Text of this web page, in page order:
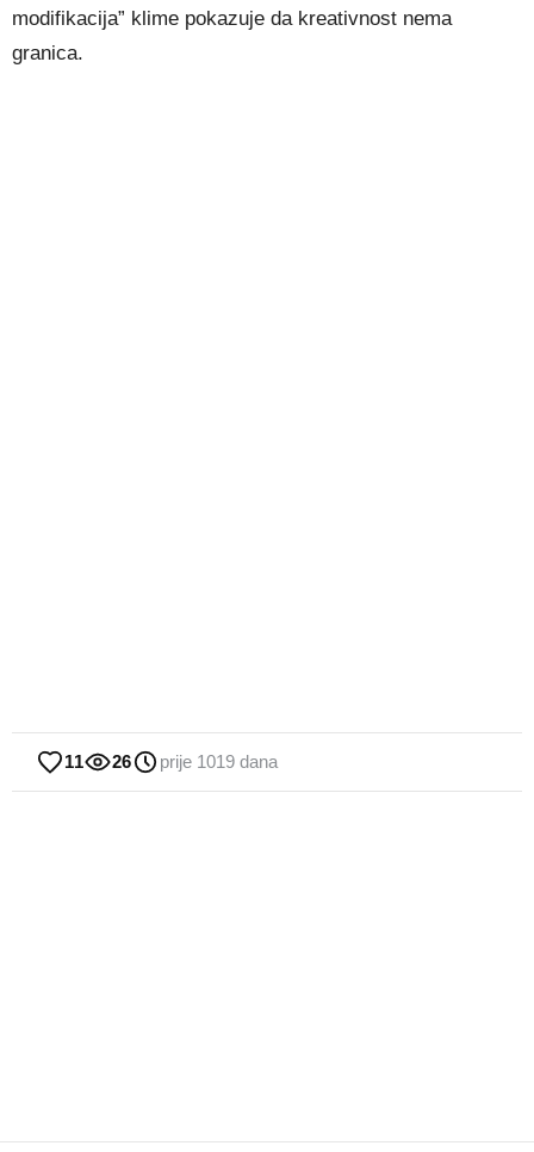
modifikacija” klime pokazuje da kreativnost nema
granica.
11 26 prije 1019 dana